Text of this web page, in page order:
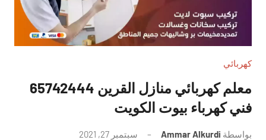
كهربائي
معلم كهربائي منازل القرين 65742444
فني كهرباء بيوت الكويت
بواسطة Ammar Alkurdi سبتمبر 27, 2021